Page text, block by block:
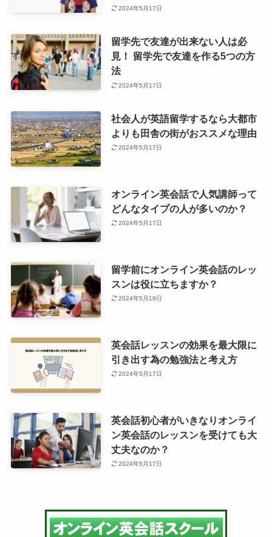
2024年5月17日
留学先で友達が出来ない人は必
見！ 留学先で友達を作る5つの方
法
2024年5月17日
社会人が英語留学するなら大都市
よりも田舎の街がおススメな理由
2024年5月17日
オンライン英会話で人気講師って
どんなタイプの人が多いのか？
2024年5月17日
留学前にオンライン英会話のレッ
スンは役に立ちますか？
2024年5月19日
英会話レッスンの効果を最大限に
引き出す為の勉強法と考え方
2024年5月17日
英会話初心者がいきなりオンライ
ン英会話のレッスンを受けても大
丈夫なのか？
2024年5月17日